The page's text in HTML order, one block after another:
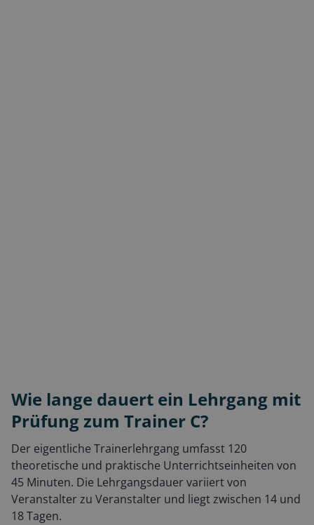
Wie lange dauert ein Lehrgang mit
Prüfung zum Trainer C?
Der eigentliche Trainerlehrgang umfasst 120
theoretische und praktische Unterrichtseinheiten von
45 Minuten. Die Lehrgangsdauer variiert von
Veranstalter zu Veranstalter und liegt zwischen 14 und
18 Tagen.